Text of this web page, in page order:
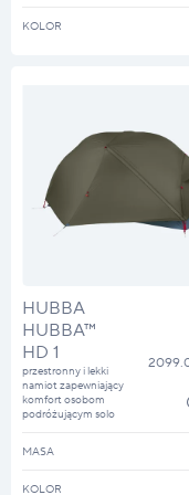
KOLOR
HUBBA
HUBBA™
HD 1
przestronny i lekki
namiot zapewniający
komfort osobom
podróżującym solo
MASA
KOLOR